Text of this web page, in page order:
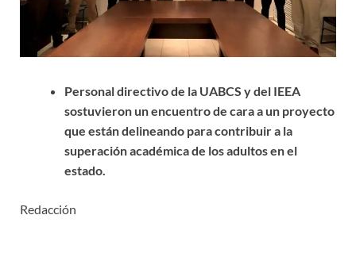
Personal directivo de la UABCS y del IEEA
sostuvieron un encuentro de cara a un proyecto
que están delineando para contribuir a la
superación académica de los adultos en el
estado.
Redacción